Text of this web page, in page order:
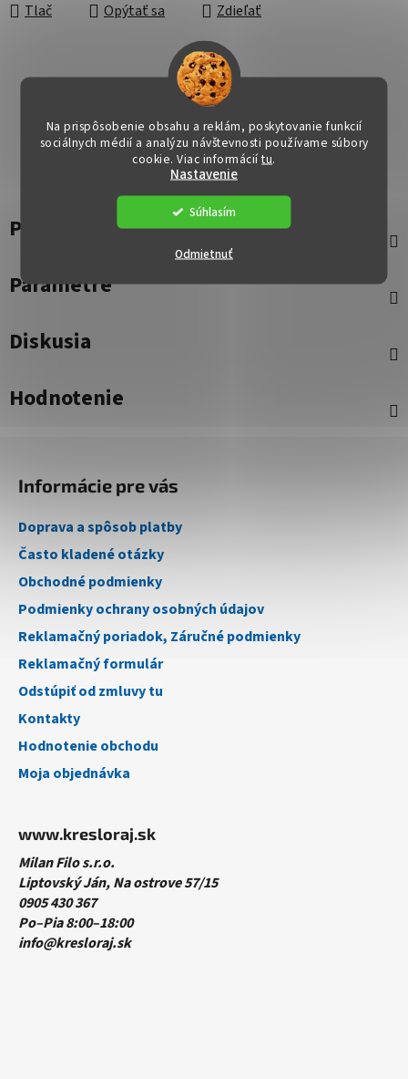
Na prispôsobenie obsahu a reklám, poskytovanie funkcií
sociálnych médií a analýzu návštevnosti používame súbory
cookie. Viac informáciítu.
Nastavenie
Odmietnuť
Súhlasím
Tlač Opýtať sa Zdieľať
Popis
Parametre
Diskusia
Hodnotenie
Informácie pre vás
Doprava a spôsob platby
Často kladené otázky
Obchodné podmienky
Podmienky ochrany osobných údajov
Reklamačný poriadok, Záručné podmienky
Reklamačný formulár
Odstúpiť od zmluvy tu
Kontakty
Hodnotenie obchodu
Moja objednávka
www.kresloraj.sk
Milan Filo s.r.o.
Liptovský Ján, Na ostrove 57/15
0905 430 367
Po–Pia 8:00–18:00
info@kresloraj.sk